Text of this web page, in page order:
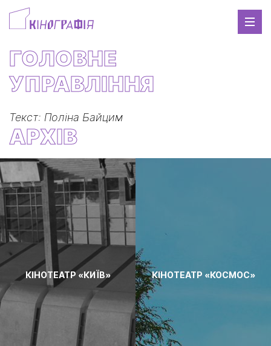
ГОЛОВНЕ
УПРАВЛІННЯ
Текст: Поліна Байцим
АРХІВ
КІНОТЕАТР «КИЇВ» КІНОТЕАТР «КОСМОС»